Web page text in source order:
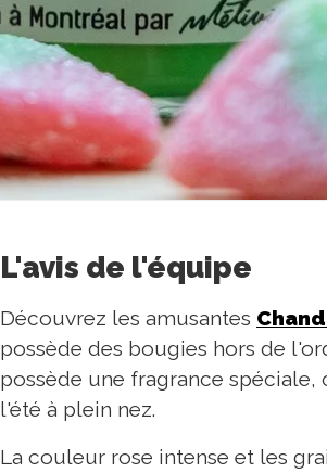
L'avis de l'équipe
Découvrez les amusantes
possède des bougies hors de
possède une fragrance
l'été à plein nez.
La couleur rose intense et les